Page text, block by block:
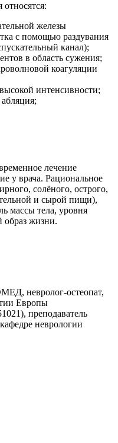
железы
с помощью раздувания
канал);
в область сужения;
коагуляции
интенсивности;
абляция;
лечение
у врача. Рациональное
солёного, острого,
и сырой пищи),
массы тела, уровня
образ жизни.
невролог-остеопат,
Европы
преподаватель
неврологии